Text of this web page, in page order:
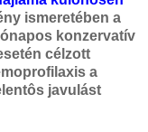
ismeretében a
konzervatív
célzott
a
javulást